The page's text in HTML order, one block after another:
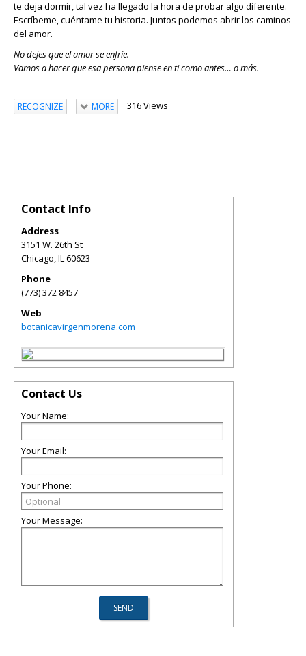
te deja dormir, tal vez ha llegado la hora de probar algo diferente.
Escríbeme, cuéntame tu historia. Juntos podemos abrir los caminos
del amor.
No dejes que el amor se enfríe.
Vamos a hacer que esa persona piense en ti como antes… o más.
RECOGNIZE MORE 316 Views
Contact Info
Address
3151 W. 26th St
Chicago,IL60623
Phone
(773) 372 8457
Web
botanicavirgenmorena.com
Contact Us
Your Name:
Your Email:
Your Phone:
Your Message: